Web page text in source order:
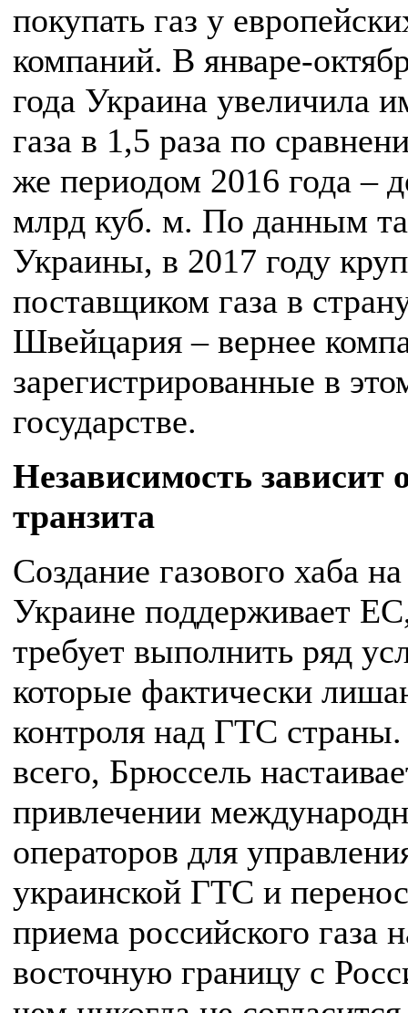
покупать газ у
компаний. В январе-
года Украина увеличила
газа в 1,5 раза по
же периодом 2016 года –
млрд куб. м. По данным
Украины, в 2017 году
поставщиком газа в
Швейцария – вернее
зарегистрированные в
государстве.
Независимость зависит
транзита
Создание газового хаба на
Украине поддерживает
требует выполнить ряд
которые фактически
контроля над ГТС
всего, Брюссель
привлечении
операторов для
украинской ГТС и
приема российского газа
восточную границу с